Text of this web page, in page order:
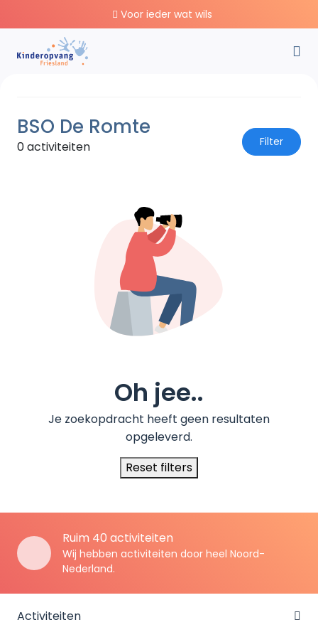
Voor ieder wat wils
BSO De Romte
0 activiteiten Filter
Oh jee..
Je zoekopdracht heeft geen resultaten
opgeleverd.
Reset filters
Ruim 40 activiteiten
Wij hebben activiteiten door heel Noord-
Nederland.
Activiteiten